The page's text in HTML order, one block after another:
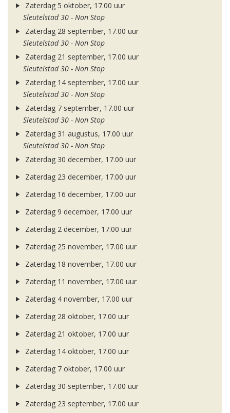
Zaterdag 5 oktober, 17.00 uur
Sleutelstad 30 - Non Stop
Zaterdag 28 september, 17.00 uur
Sleutelstad 30 - Non Stop
Zaterdag 21 september, 17.00 uur
Sleutelstad 30 - Non Stop
Zaterdag 14 september, 17.00 uur
Sleutelstad 30 - Non Stop
Zaterdag 7 september, 17.00 uur
Sleutelstad 30 - Non Stop
Zaterdag 31 augustus, 17.00 uur
Sleutelstad 30 - Non Stop
Zaterdag 30 december, 17.00 uur
Zaterdag 23 december, 17.00 uur
Zaterdag 16 december, 17.00 uur
Zaterdag 9 december, 17.00 uur
Zaterdag 2 december, 17.00 uur
Zaterdag 25 november, 17.00 uur
Zaterdag 18 november, 17.00 uur
Zaterdag 11 november, 17.00 uur
Zaterdag 4 november, 17.00 uur
Zaterdag 28 oktober, 17.00 uur
Zaterdag 21 oktober, 17.00 uur
Zaterdag 14 oktober, 17.00 uur
Zaterdag 7 oktober, 17.00 uur
Zaterdag 30 september, 17.00 uur
Zaterdag 23 september, 17.00 uur